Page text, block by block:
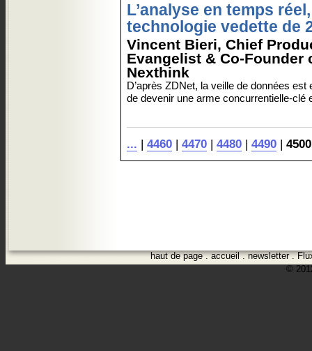
L’analyse en temps réel,
technologie vedette de
Vincent Bieri, Chief
Evangelist & Co-Founder
Nexthink
D’après ZDNet, la veille de données est
de devenir une arme concurrentielle-clé
... | 4460 | 4470 | 4480 | 4490 | 4500
haut de page.accueil.newsletter.
©